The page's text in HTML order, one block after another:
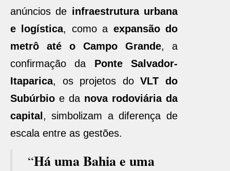
anúncios de infraestrutura urbana
e logística, como a expansão do
metrô até o Campo Grande, a
confirmação da Ponte Salvador-
Itaparica, os projetos doVLT do
Subúrbio e da nova rodoviária da
capital , simbolizam a diferença de
escala entre as gestões.
“Há uma Bahia e uma